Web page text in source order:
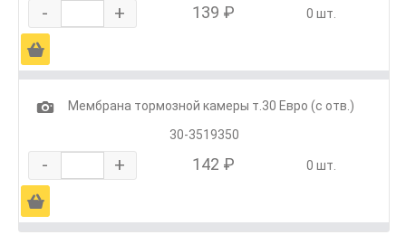
- + 139 ₽ 0 шт.
Ä
1
Мембрана тормозной камеры т.30 Евро (с отв.)
30-3519350
- + 142 ₽ 0 шт.
Ä